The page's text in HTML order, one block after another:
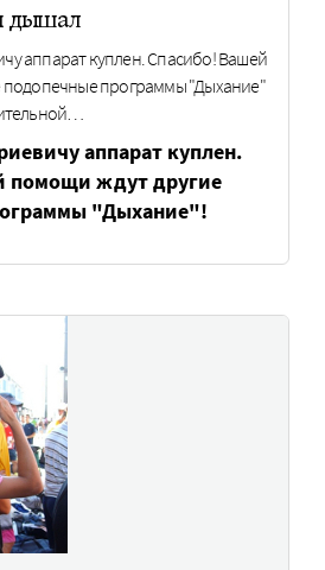
дышал
аппарат куплен. Спасибо! Вашей
подопечные программы "Дыхание"
аппарат куплен.
помощи ждут другие
"Дыхание"!